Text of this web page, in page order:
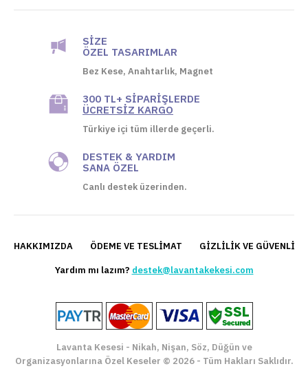
SIZE
ÖZEL TASARIMLAR
Bez Kese, Anahtarlık, Magnet
300 TL+ SIPARIŞLERDE
ÜCRETSIZ KARGO
Türkiye içi tüm illerde geçerli.
DESTEK & YARDIM
SANA ÖZEL
Canlı destek üzerinden.
HAKKIMIZDA ÖDEME VE TESLIMAT GIZLILIK VE GÜVENLIK
Yardım mı lazım? destek@lavantakekesi.com
Lavanta Kesesi - Nikah, Nişan, Söz, Düğün ve
Organizasyonlarına Özel Keseler © 2026 - Tüm Hakları Saklıdır.